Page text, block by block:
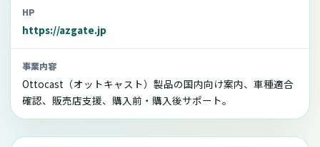
HP
https://azgate.jp
事業内容
Ottocast（オットキャスト）製品の国内向け案内、車種適合
確認、販売店支援、購入前・購入後サポート。